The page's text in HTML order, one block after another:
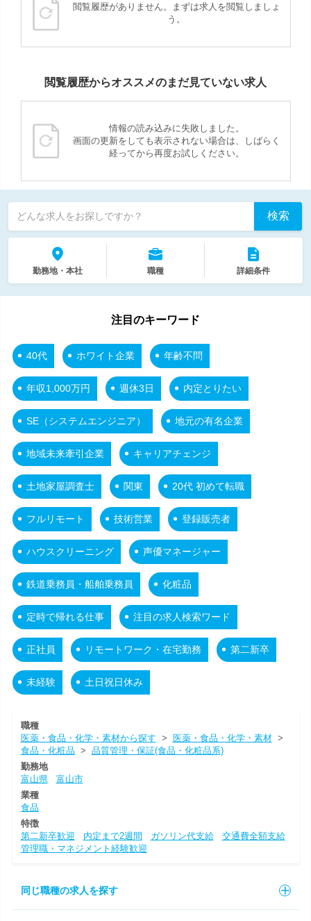
閲覧履歴がありません。まずは求人を閲覧しましょ
う。
閲覧履歴からオススメのまだ見ていない求人
情報の読み込みに失敗しました。
画面の更新をしても表示されない場合は、しばらく
経ってから再度お試しください。
どんな求人をお探しですか？ 検索
勤務地・本社 職種 詳細条件
注目のキーワード
40代 ホワイト企業 年齢不問
年収1,000万円 週休3日 内定とりたい
SE（システムエンジニア） 地元の有名企業
地域未来牽引企業 キャリアチェンジ
土地家屋調査士 関東 20代 初めて転職
フルリモート 技術営業 登録販売者
ハウスクリーニング 声優マネージャー
鉄道乗務員・船舶乗務員 化粧品
定時で帰れる仕事 注目の求人検索ワード
正社員 リモートワーク・在宅勤務 第二新卒
未経験 土日祝日休み
職種
医薬・食品・化学・素材から探す > 医薬・食品・化学・素材>
食品・化粧品 > 品質管理・保証(食品・化粧品系)
勤務地
富山県
富山市
業種
食品
特徴
第二新卒歓迎
内定まで2週間 ガソリン代支給
交通費全額支給
管理職・マネジメント経験歓迎
同じ職種の求人を探す